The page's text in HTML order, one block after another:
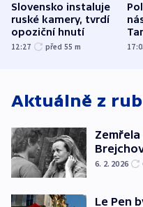
Slovensko instaluje
ruské kamery, tvrdí
opoziční hnutí
12:27 před 55 m
Aktuálně z
Zemřela
6. 2. 2026
Le Pen